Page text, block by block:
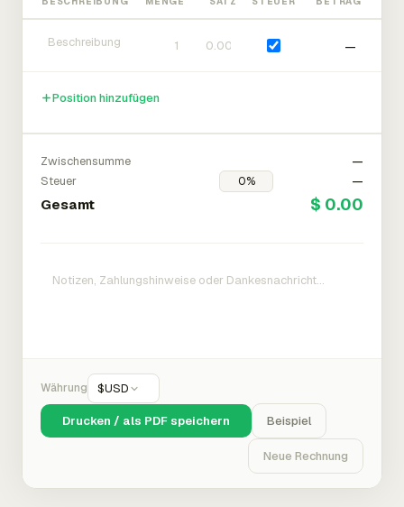
—
Position hinzufügen
Zwischensumme
—
Steuer
—
Gesamt $ 0.00
Währung $USD
Drucken / als PDF speichern Beispiel
Neue Rechnung